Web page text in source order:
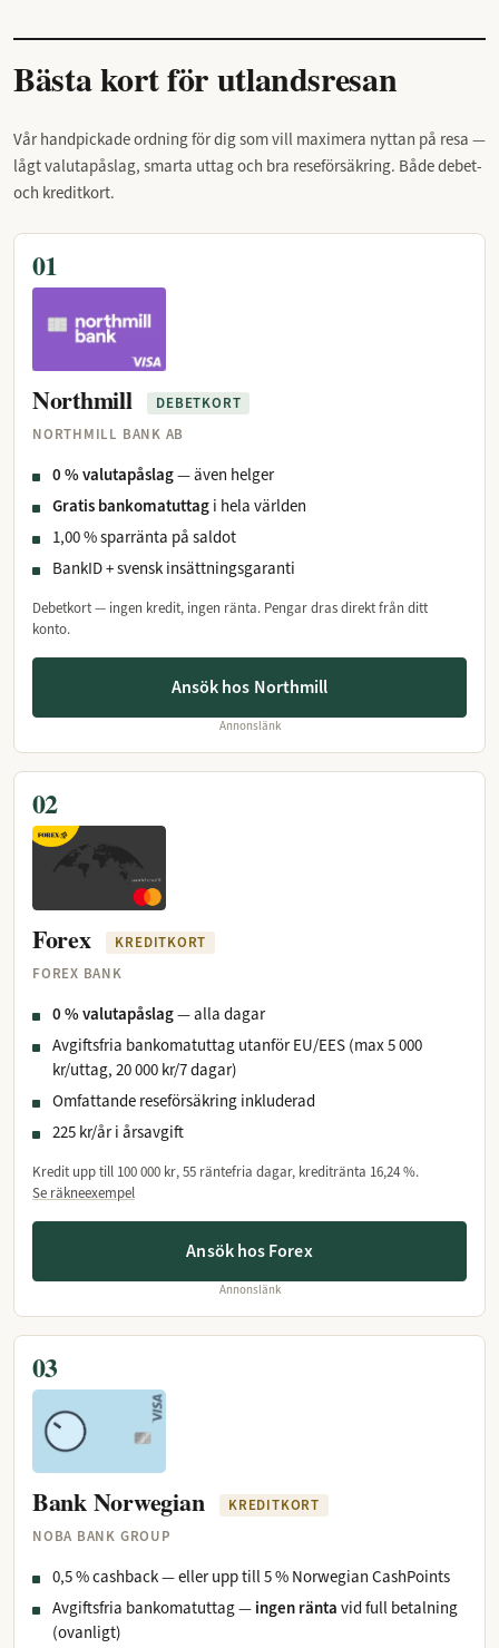
Bästa kort för utlandsresan
Vår handpickade ordning för dig som vill maximera nyttan på resa —
lågt valutapåslag, smarta uttag och bra reseförsäkring. Både debet-
och kreditkort.
01
Northmill
DEBETKORT
NORTHMILL BANK AB
0 % valutapåslag— även helger
Gratis bankomatuttag i hela världen
1,00 % sparränta på saldot
BankID + svensk insättningsgaranti
Debetkort — ingen kredit, ingen ränta. Pengar dras direkt från ditt
konto.
Ansök hos Northmill
Annonslänk
02
Forex
KREDITKORT
FOREX BANK
0 % valutapåslag— alla dagar
Avgiftsfria bankomatuttag utanför EU/EES (max 5 000
kr/uttag, 20 000 kr/7 dagar)
Omfattande reseförsäkring inkluderad
225 kr/år i årsavgift
Kredit upp till 100 000 kr, 55 räntefria dagar, kreditränta 16,24 %.
Se räkneexempel
Ansök hos Forex
Annonslänk
03
Bank Norwegian
KREDITKORT
NOBA BANK GROUP
0,5 % cashback — eller upp till 5 % Norwegian CashPoints
Avgiftsfria bankomatuttag — ingen ränta vid full betalning
(ovanligt)